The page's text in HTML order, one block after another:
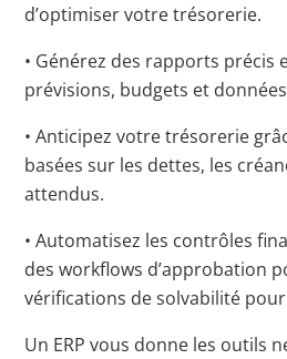
d’optimiser votre trésorerie.
• Générez des rapports précis
prévisions, budgets et
• Anticipez votre trésorerie
basées sur les dettes, les
attendus.
• Automatisez les contrôles
des workflows d’approbation
vérifications de solvabilité
Un ERP vous donne les outils